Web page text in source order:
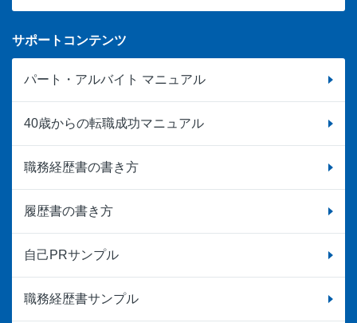
サポートコンテンツ
パート・アルバイト マニュアル
40歳からの転職成功マニュアル
職務経歴書の書き方
履歴書の書き方
自己PRサンプル
職務経歴書サンプル